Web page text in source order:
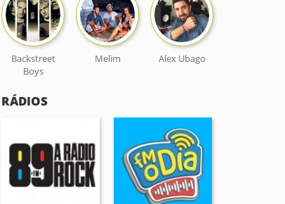
Backstreet
Boys
Melim Alex Ubago
RÁDIOS